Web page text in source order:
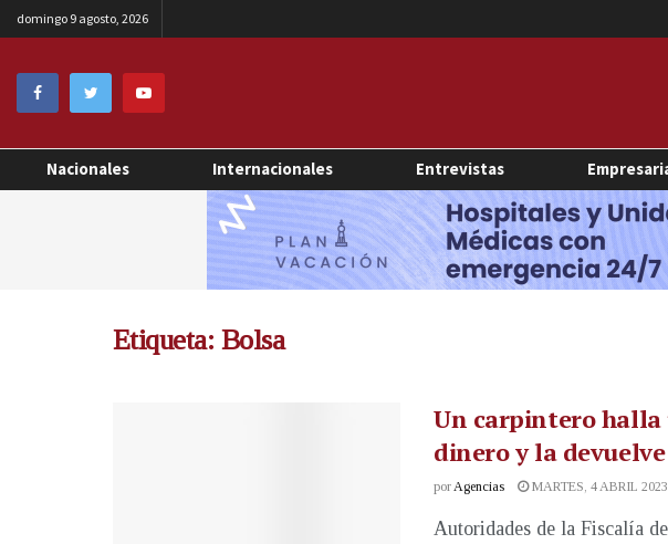
domingo 9 agosto, 2026
Nacionales Internacionales Entrevistas
Etiqueta: Bolsa
Un carpintero
dinero y la
porAgencias MARTES, 4 ABRIL
Autoridades de la Fiscalía